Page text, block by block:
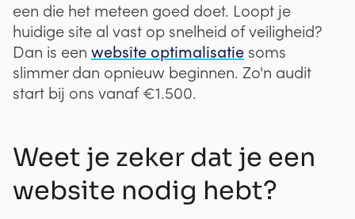
een die het meteen goed doet. Loopt je
huidige site al vast op snelheid of veiligheid?
Dan is een website optimalisatie soms
slimmer dan opnieuw beginnen. Zo'n audit
start bij ons vanaf €1.500.
Weet je zeker dat je een
website nodig hebt?